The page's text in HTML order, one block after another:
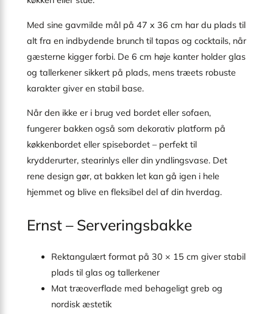
Med sine gavmilde mål på 47 x 36 cm har du plads til
alt fra en indbydende brunch til tapas og cocktails, når
gæsterne kigger forbi. De 6 cm høje kanter holder glas
og tallerkener sikkert på plads, mens træets robuste
karakter giver en stabil base.
Når den ikke er i brug ved bordet eller sofaen,
fungerer bakken også som dekorativ platform på
køkkenbordet eller spisebordet – perfekt til
krydderurter, stearinlys eller din yndlingsvase. Det
rene design gør, at bakken let kan gå igen i hele
hjemmet og blive en fleksibel del af din hverdag.
Ernst – Serveringsbakke
Rektangulært format på 30 × 15 cm giver stabil
plads til glas og tallerkener
Mat træoverflade med behageligt greb og
nordisk æstetik